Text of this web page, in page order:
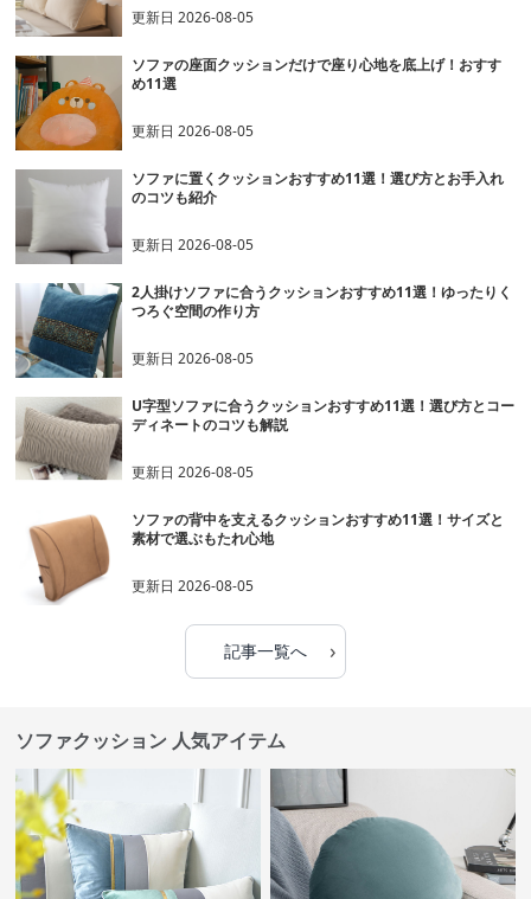
更新日2026-08-05
ソファの座面クッションだけで座り心地を底上げ！おすす
め11選
更新日2026-08-05
ソファに置くクッションおすすめ11選！選び方とお手入れ
のコツも紹介
更新日2026-08-05
2人掛けソファに合うクッションおすすめ11選！ゆったりく
つろぐ空間の作り方
更新日2026-08-05
U字型ソファに合うクッションおすすめ11選！選び方とコー
ディネートのコツも解説
更新日2026-08-05
ソファの背中を支えるクッションおすすめ11選！サイズと
素材で選ぶもたれ心地
更新日2026-08-05
記事一覧へ ›
ソファクッション 人気アイテム